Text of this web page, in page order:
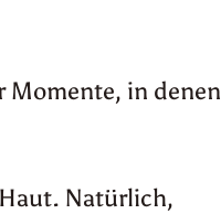
Momente, in denen
Natürlich,